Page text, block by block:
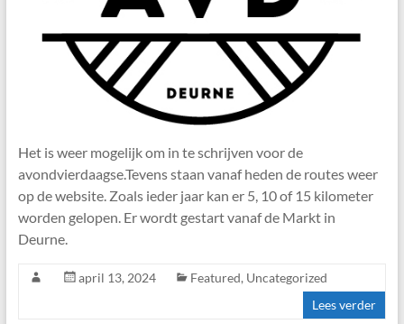
Het is weer mogelijk om in te schrijven voor de
avondvierdaagse.Tevens staan vanaf heden de routes weer
op de website. Zoals ieder jaar kan er 5, 10 of 15 kilometer
worden gelopen. Er wordt gestart vanaf de Markt in
Deurne.
april 13, 2024 Featured, Uncategorized
Lees verder